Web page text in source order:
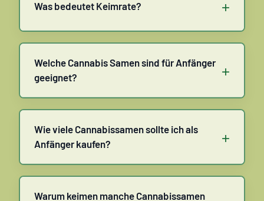
Was bedeutet Keimrate? +
Welche Cannabis Samen sind für Anfänger
geeignet?
+
Wie viele Cannabissamen sollte ich als
Anfänger kaufen?
+
Warum keimen manche Cannabissamen